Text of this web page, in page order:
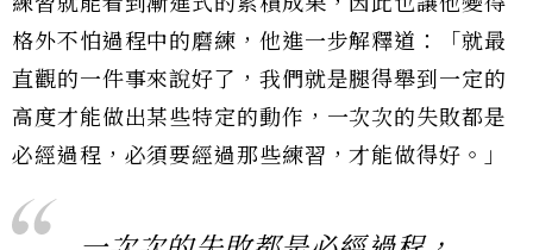
格外不怕過程中的磨練，他進一步解釋道：「就最
直觀的一件事來說好了，我們就是腿得舉到一定的
高度才能做出某些特定的動作，一次次的失敗都是
必經過程，必須要經過那些練習，才能做得好。」